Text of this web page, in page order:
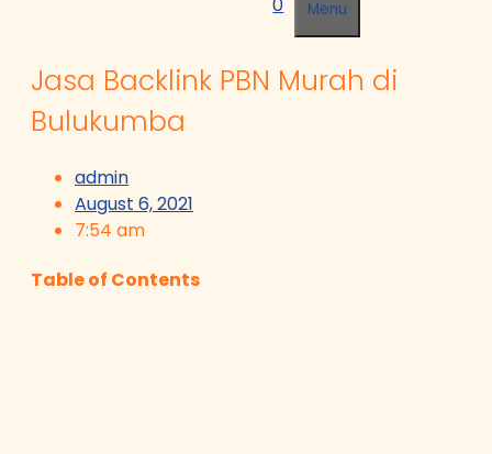
Menu
Jasa Backlink PBN Murah di
Bulukumba
admin
August 6, 2021
7:54 am
Table of Contents